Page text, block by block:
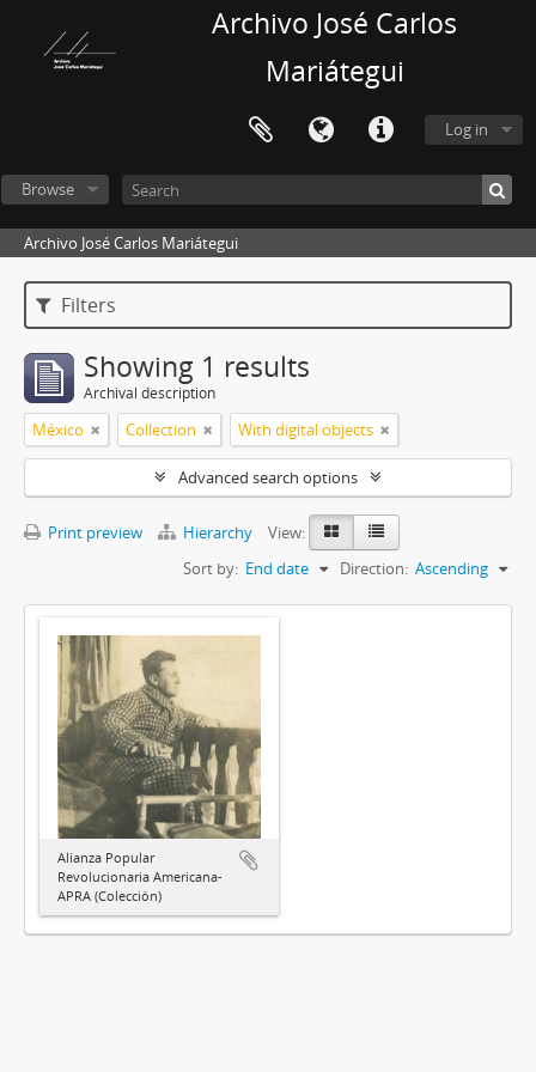
Archivo José Carlos
Mariátegui
Log in
Browse
Archivo José Carlos Mariátegui
Filters
Showing 1 results
Archival description
México Collection With digital objects
Advanced search options
Print preview Hierarchy
View:
Sort by: End date Direction: Ascending
Alianza Popular
Revolucionaria Americana-
APRA (Colección)